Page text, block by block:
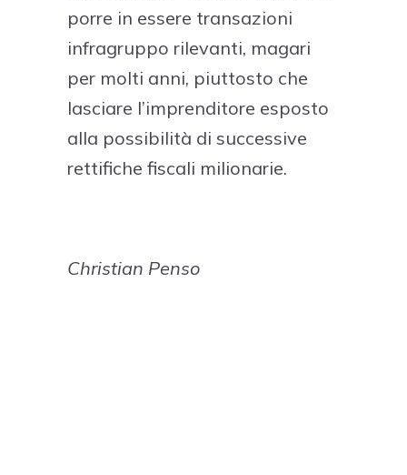
porre in essere transazioni
infragruppo rilevanti, magari
per molti anni, piuttosto che
lasciare l’imprenditore esposto
alla possibilità di successive
rettifiche fiscali milionarie.
Christian Penso